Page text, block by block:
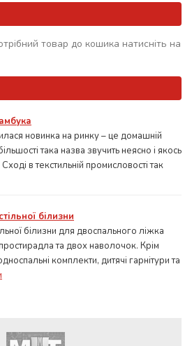
товар до кошика натисніть на
новинка на ринку – це домашній
така назва звучить неясно і якось
в текстильній промисловості так
білизни
білизни для двоспального ліжка
та двох наволочок. Крім
комплекти, дитячі гарнітури та